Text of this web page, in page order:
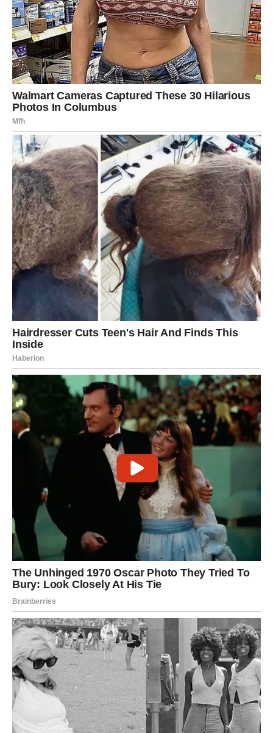
JARAC
Jarčevi danas mogu doneti odluku koja menja sve.
Ako ste u vezi, moguće je da ćete shvatiti da odnos više
nema istu težinu kao pre. I to neće biti lako prihvatiti.
Slobodni Jarčevi mogu upoznati osobu koja im vraća veru
u ljubav.
Ali, najvažnije je ovo: danas prestajete da pravite
kompromise koji vas bole.
Poruka dana: Ne gubi sebe da bi zadržao nekoga.
VODOLIJA
Vodolije ulaze u emotivno turbulentan dan. Moguće su
nagle promene raspoloženja, ali i iznenadne odluke.
Ako ste u vezi, partner može tražiti više pažnje ili
jasnoće. Ignorisanje problema više nije opcija.
Slobodne Vodolije mogu započeti neobičnu, ali veoma
jaku ljubavnu priču.
Neki će shvatiti da su se emotivno udaljili – i da je vreme
Poruka dana: Ljubav traži prisutnost – ne samo reči.
RIBE
Ribe danas mogu doživetijedan od najvažnijih emotivnih
trenutaka u poslednje vreme.
Ako ste u vezi, moguće je veliko priznanje, planovi za
budućnost ili čak odluka o zajedničkom životu.
Slobodne Ribe mogu upoznati osobu koja ih razume na
način na koji niko pre nije.
Ali… za neke Ribe, ovaj dan donosi bolan kraj. Shvatićete
da ste davali sve – a dobijali premalo.